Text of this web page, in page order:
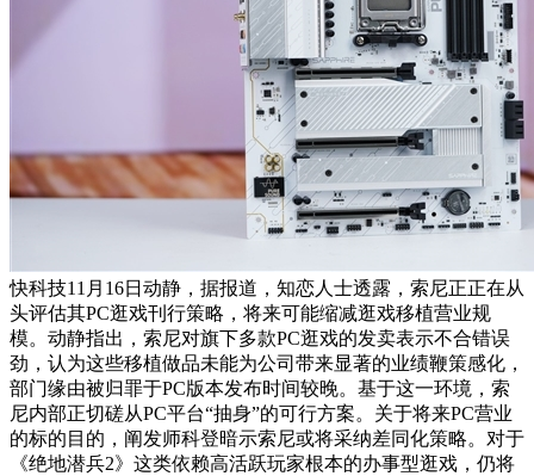
快科技11月16日动静，据报道，知恋人士透露，索尼正正在从
头评估其PC逛戏刊行策略，将来可能缩减逛戏移植营业规
模。动静指出，索尼对旗下多款PC逛戏的发卖表示不合错误
劲，认为这些移植做品未能为公司带来显著的业绩鞭策感化，
部门缘由被归罪于PC版本发布时间较晚。基于这一环境，索
尼内部正切磋从PC平台“抽身”的可行方案。关于将来PC营业
的标的目的，阐发师科登暗示索尼或将采纳差同化策略。对于
《绝地潜兵2》这类依赖高活跃玩家根本的办事型逛戏，仍将